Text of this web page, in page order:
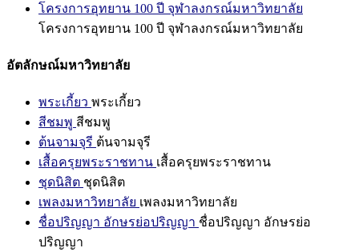
โครงการอุทยาน 100 ปี จุฬาลงกรณ์มหาวิทยาลัย
โครงการอุทยาน 100 ปี จุฬาลงกรณ์มหาวิทยาลัย
อัตลักษณ์มหาวิทยาลัย
พระเกี้ยว พระเกี้ยว
สีชมพู สีชมพู
ต้นจามจุรี ต้นจามจุรี
เสื้อครุยพระราชทาน เสื้อครุยพระราชทาน
ชุดนิสิต ชุดนิสิต
เพลงมหาวิทยาลัย เพลงมหาวิทยาลัย
ชื่อปริญญา อักษรย่อปริญญา ชื่อปริญญา อักษรย่อ
ปริญญา